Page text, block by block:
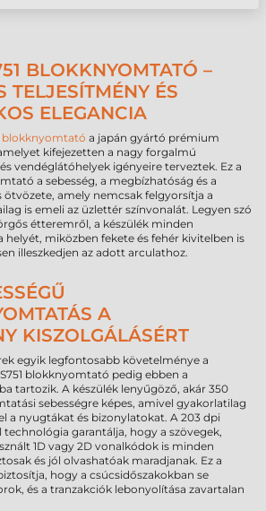
BLOKKNYOMTATÓ –
TELJESÍTMÉNY ÉS
ELEGANCIA
blokknyomtató a japán gyártó prémium
kifejezetten a nagy forgalmú
vendéglátóhelyek igényeire terveztek. Ez a
a sebesség, a megbízhatóság és a
amely nemcsak felgyorsítja a
is emeli az üzlettér színvonalát. Legyen szó
étteremről, a készülék minden
helyét, miközben fekete és fehér kivitelben is
illeszkedjen az adott arculathoz.
A
KISZOLGÁLÁSÉRT
egyik legfontosabb követelménye a
blokknyomtató pedig ebben a
tartozik. A készülék lenyűgöző, akár 350
sebességre képes, amivel gyakorlatilag
a nyugtákat és bizonylatokat. A 203 dpi
garantálja, hogy a szövegek,
1D vagy 2D vonalkódok is minden
és jól olvashatóak maradjanak. Ez a
hogy a csúcsidőszakokban se
és a tranzakciók lebonyolítása zavartalan